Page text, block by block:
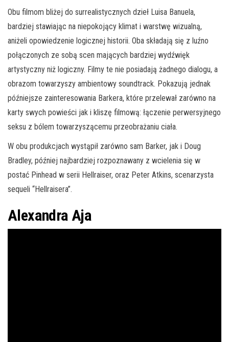
Obu filmom bliżej do surrealistycznych dzieł Luisa Banuela,
bardziej stawiając na niepokojący klimat i warstwę wizualną,
aniżeli opowiedzenie logicznej historii. Oba składają się z luźno
połączonych ze sobą scen mających bardziej wydźwięk
artystyczny niż logiczny. Filmy te nie posiadają żadnego dialogu, a
obrazom towarzyszy ambientowy soundtrack. Pokazują jednak
późniejsze zainteresowania Barkera, które przelewał zarówno na
karty swych powieści jak i kliszę filmową: łączenie perwersyjnego
seksu z bólem towarzyszącemu przeobrażaniu ciała.
W obu produkcjach wystąpił zarówno sam Barker, jak i Doug
Bradley, później najbardziej rozpoznawany z wcielenia się w
postać Pinhead w serii Hellraiser, oraz Peter Atkins, scenarzysta
sequeli “Hellraisera”.
Alexandra Aja